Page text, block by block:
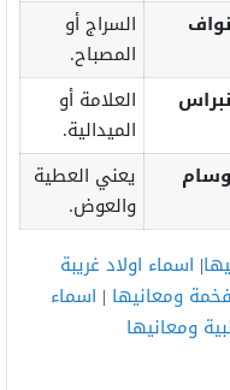
نواف السراجأو
المصباح.
نبراس
العلامة أو
الميدالية.
وسام
يعني العطية
والعوض.
| اسماء اولاد غريبة
ومعانيها | اسماء
ومعانيها